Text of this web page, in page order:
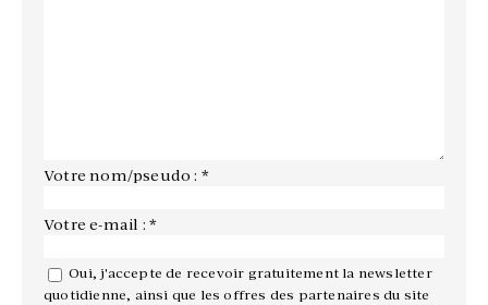
Votre nom/pseudo : *
Votre e-mail : *
Oui, j'accepte de recevoir gratuitement la newsletter
quotidienne, ainsi que les offres des partenaires du site